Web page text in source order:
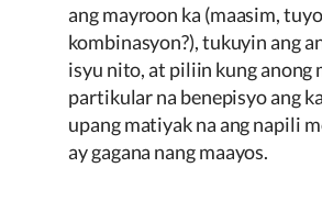
ang mayroon ka (maasim,
kombinasyon?), tukuyin ang
isyu nito, at piliin kung anong
partikular na benepisyo ang
upang matiyak na ang napili
ay gagana nang maayos.